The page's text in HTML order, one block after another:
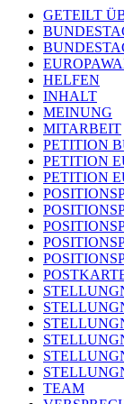
GETEILT
HELFEN
INHALT
MEINUNG
MITARBEIT
PETITION
PETITION
PETITION
TEAM